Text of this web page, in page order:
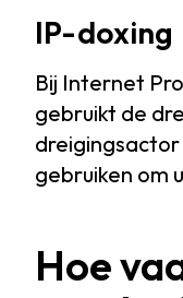
IP-doxing
Bij Internet
gebruikt de
dreigingsactor
gebruiken om
Hoe